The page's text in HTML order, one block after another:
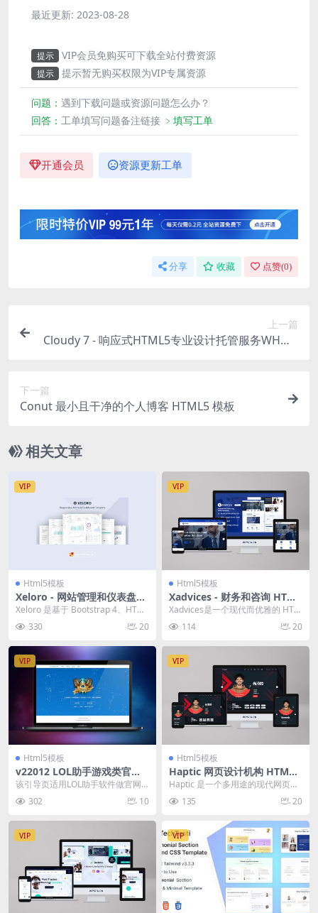
最近更新: 2023-08-28
提示 VIP会员免购买可下载全站付费资源
提示 提示暂无购买权限为VIP专属资源
问题： 遇到下载问题或资源问题怎么办？
回答： 工单填写问题备注链接 ﹥填写工单
开通会员 资源更新工单
分享 收藏 点赞(0)
上一篇
Cloudy 7 - 响应式HTML5专业设计托管服务WHMC
下一篇
Conut 最小且干净的个人博客 HTML5 模板
相关文章
VIP
Html5模板
Xeloro - 网站管理和仪表盘模
板 HTML 模板套装
Xeloro 是基于 Bootstrap 4、HTML
330 20
VIP
Html5模板
Xadvices - 财务和咨询 HTML
模板
Xadvices是一个现代而优雅的 HTM
L 模板，专为咨询、商业、金融、
保险和...
114 20
VIP
Html5模板
v22012 LOL助手游戏类官网
软件下载引导单页
该引导页适用LOL助手软件做官网
下载页，且不仅仅适用于LOL，也
可以适用其它软件...
302 10
VIP
Html5模板
Haptic 网页设计机构 HTML
模板
Haptic 是一个多用途的现代网页设
计代理和营销 HTML 模板。该模板
非常适...
135 20
VIP VIP